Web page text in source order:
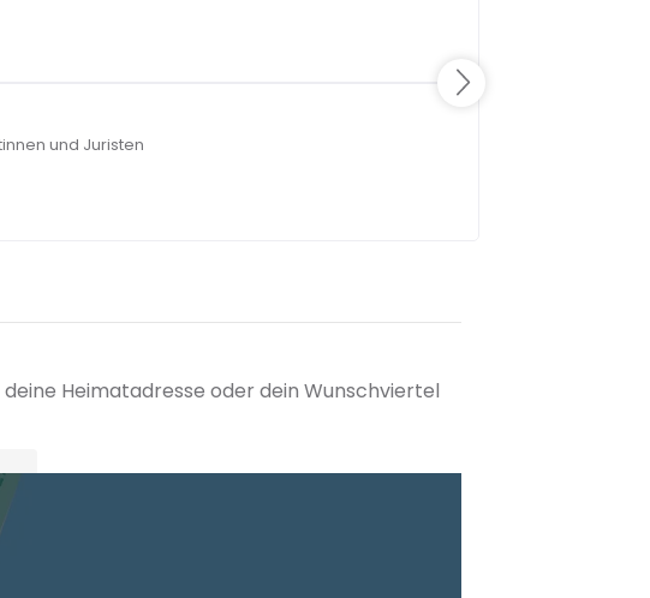
und Juristen
Heimatadresse oder dein Wunschviertel
8:30.